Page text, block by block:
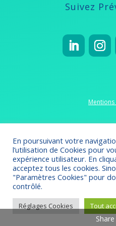
Suivez
Mentions
Politique de
Crédits 2022-2023//
En poursuivant votre
l’utilisation de Cookies pour
expérience utilisateur. En
acceptez tous les cookies.
"Paramètres Cookies" pour
contrôlé.
Réglages Cookies Tout